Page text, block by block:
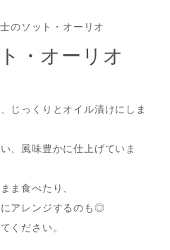
のソット・オーリオ
・オーリオ
じっくりとオイル漬けにしま
、風味豊かに仕上げていま
ま食べたり、
アレンジするのも◎
ください。